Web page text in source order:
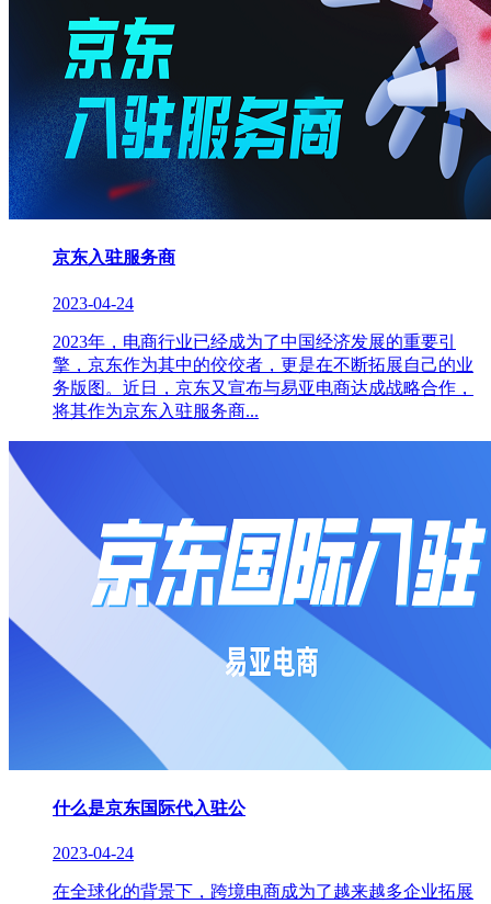
京东入驻服务商
2023-04-24
2023年，电商行业已经成为了中国经济发展的重要引
擎，京东作为其中的佼佼者，更是在不断拓展自己的业
务版图。近日，京东又宣布与易亚电商达成战略合作，
将其作为京东入驻服务商...
什么是京东国际代入驻公
2023-04-24
在全球化的背景下，跨境电商成为了越来越多企业拓展